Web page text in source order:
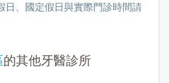
日、國定假日與實際門診時間請
的其他牙醫診所